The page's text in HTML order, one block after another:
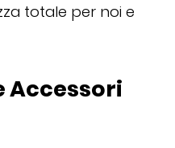
totale per noi e
Accessori